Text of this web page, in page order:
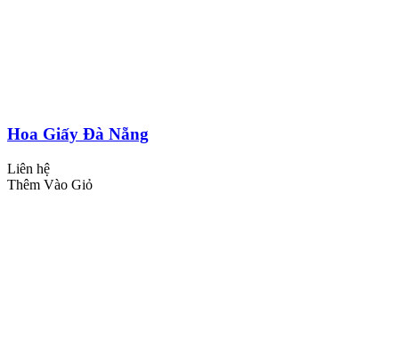
Hoa Giấy Đà Nẵng
Liên hệ
Thêm Vào Giỏ